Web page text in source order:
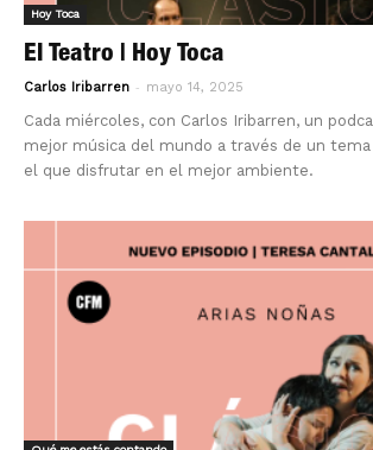
Hoy Toca
El Teatro | Hoy Toca
Carlos Iribarren - mayo 14, 2025
Cada miércoles, con Carlos Iribarren, un
mejor música del mundo a través de un
el que disfrutar en el mejor ambiente.